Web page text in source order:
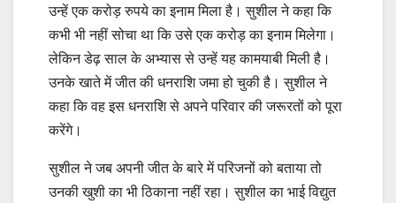
उन्हें एक करोड़ रुपये का इनाम मिला है। सुशील ने कहा कि
कभी भी नहीं सोचा था कि उसे एक करोड़ का इनाम मिलेगा।
लेकिन डेढ़ साल के अभ्यास से उन्हें यह कामयाबी मिली है।
उनके खाते में जीत की धनराशि जमा हो चुकी है। सुशील ने
कहा कि वह इस धनराशि से अपने परिवार की जरूरतों को पूरा
करेंगे।
सुशील ने जब अपनी जीत के बारे में परिजनों को बताया तो
उनकी खुशी का भी ठिकाना नहीं रहा। सुशील का भाई विद्युत